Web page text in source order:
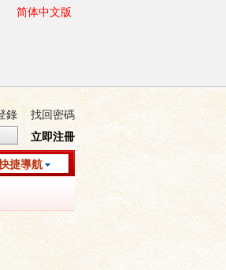
简体中文版
錄
找回密碼
立即注冊
捷導航